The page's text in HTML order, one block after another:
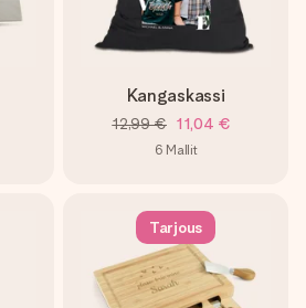
Kangaskassi
12,99 € 11,04 €
6 Mallit
Tarjous